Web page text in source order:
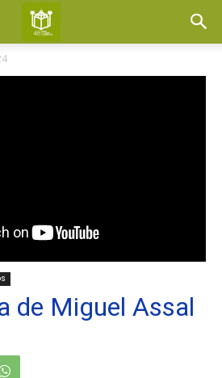
de Miguel Assal